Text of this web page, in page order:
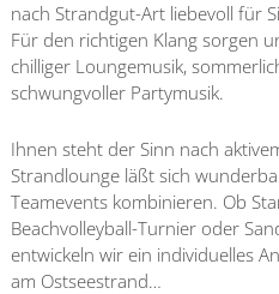
nach Strandgut-Art liebevoll für
Für den richtigen Klang sorgen
chilliger Loungemusik,
schwungvoller Partymusik.
Ihnen steht der Sinn nach
Strandlounge läßt sich
Teamevents kombinieren. Ob
Beachvolleyball-Turnier oder
entwickeln wir ein individuelles
am Ostseestrand…